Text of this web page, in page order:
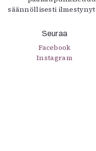
säännöllisesti
Seuraa
Facebook
Instagram